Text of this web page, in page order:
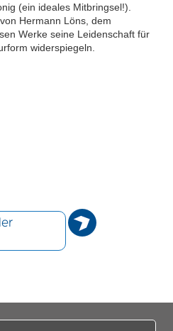
(ein ideales Mitbringsel!).
Hermann Löns, dem
Werke seine Leidenschaft für
widerspiegeln.